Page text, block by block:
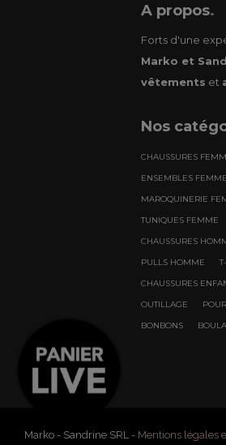
A propos.
Forts d'une
Marko et
vêtements et
Nos
CHAUSSURES
ENSEMBLES FEMME
MAROQUINERIE
TUNIQUES FEMME
CHAUSSURES
PULLS HOMME
CHAUSSURES
OUTILLAGE
BONBONS
Marko - Sandrine SRL - Mentions légales